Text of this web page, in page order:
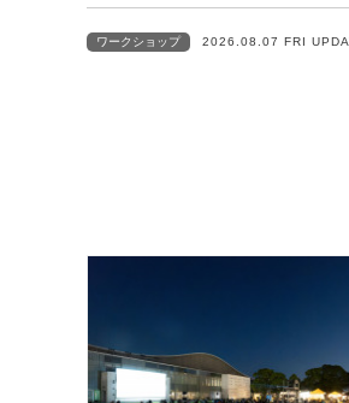
ワークショップ 2026.08.07 FRI